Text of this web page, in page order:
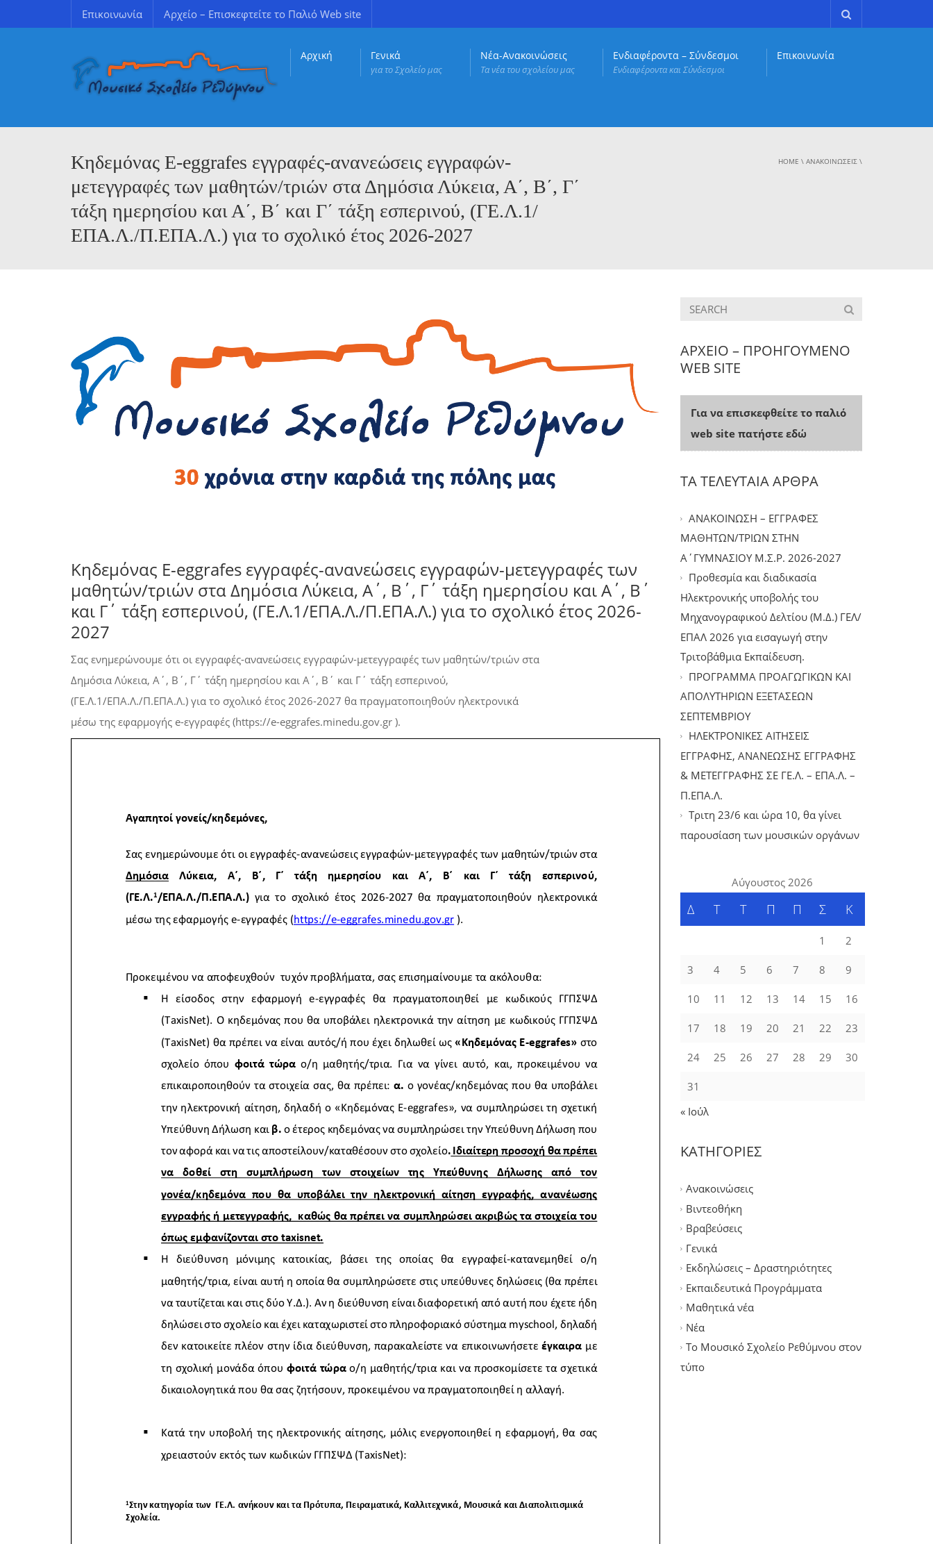
Επικοινωνία Αρχείο – Επισκεφτείτε το Παλιό Web site
Αρχική Γενικά
για το Σχολείο μας
Νέα-Ανακοινώσεις
Τα νέα του σχολείου μας
Ενδιαφέροντα – Σύνδεσμοι
Ενδιαφέροντα και Σύνδεσμοι
Επικοινωνία
Κηδεμόνας E-eggrafes εγγραφές-ανανεώσεις εγγραφών-
μετεγγραφές των μαθητών/τριών στα Δημόσια Λύκεια, Α΄, Β΄, Γ΄
τάξη ημερησίου και Α΄, Β΄ και Γ΄ τάξη εσπερινού, (ΓΕ.Λ.1/
ΕΠΑ.Λ./Π.ΕΠΑ.Λ.) για το σχολικό έτος 2026-2027
HOME \ ΑΝΑΚΟΙΝΏΣΕΙΣ \
Κηδεμόνας E-eggrafes εγγραφές-ανανεώσεις εγγραφών-μετεγγραφές των
μαθητών/τριών στα Δημόσια Λύκεια, Α΄, Β΄, Γ΄ τάξη ημερησίου και Α΄, Β΄
και Γ΄ τάξη εσπερινού, (ΓΕ.Λ.1/ΕΠΑ.Λ./Π.ΕΠΑ.Λ.) για το σχολικό έτος 2026-
2027
Σας ενημερώνουμε ότι οι εγγραφές-ανανεώσεις εγγραφών-μετεγγραφές των μαθητών/τριών στα
Δημόσια Λύκεια, Α΄, Β΄, Γ΄ τάξη ημερησίου και Α΄, Β΄ και Γ΄ τάξη εσπερινού,
(ΓΕ.Λ.1/ΕΠΑ.Λ./Π.ΕΠΑ.Λ.) για το σχολικό έτος 2026-2027 θα πραγματοποιηθούν ηλεκτρονικά
μέσω της εφαρμογής e-εγγραφές (https://e-eggrafes.minedu.gov.gr ).
ΑΡΧΕΙΟ – ΠΡΟΗΓΟΥΜΕΝΟ
WEB SITE
Για να επισκεφθείτε το παλιό
web site πατήστε εδώ
ΤΑ ΤΕΛΕΥΤΑΙΑ ΑΡΘΡΑ
ΑΝΑΚΟΙΝΩΣΗ – ΕΓΓΡΑΦΕΣ
ΜΑΘΗΤΩΝ/ΤΡΙΩΝ ΣΤΗΝ
Α΄ΓΥΜΝΑΣΙΟΥ Μ.Σ.Ρ. 2026-2027
Προθεσμία και διαδικασία
Ηλεκτρονικής υποβολής του
Μηχανογραφικού Δελτίου (Μ.Δ.) ΓΕΛ/
ΕΠΑΛ 2026 για εισαγωγή στην
Τριτοβάθμια Εκπαίδευση.
ΠΡΟΓΡΑΜΜΑ ΠΡΟΑΓΩΓΙΚΩΝ ΚΑΙ
ΑΠΟΛΥΤΗΡΙΩΝ ΕΞΕΤΑΣΕΩΝ
ΣΕΠΤΕΜΒΡΙΟΥ
ΗΛΕΚΤΡΟΝΙΚΕΣ ΑΙΤΗΣΕΙΣ
ΕΓΓΡΑΦΗΣ, ΑΝΑΝΕΩΣΗΣ ΕΓΓΡΑΦΗΣ
& ΜΕΤΕΓΓΡΑΦΗΣ ΣΕ ΓΕ.Λ. – ΕΠΑ.Λ. –
Π.ΕΠΑ.Λ.
Tριτη 23/6 και ώρα 10, θα γίνει
παρουσίαση των μουσικών οργάνων
Αύγουστος 2026
Δ Τ Τ Π Π Σ Κ
1 2
3 4 5 6 7 8 9
10 11 12 13 14 15 16
17 18 19 20 21 22 23
24 25 26 27 28 29 30
31
« Ιούλ
ΚΑΤΗΓΟΡΙΕΣ
Ανακοινώσεις
Βιντεοθήκη
Βραβεύσεις
Γενικά
Εκδηλώσεις – Δραστηριότητες
Εκπαιδευτικά Προγράμματα
Μαθητικά νέα
Νέα
Το Μουσικό Σχολείο Ρεθύμνου στον
τύπο